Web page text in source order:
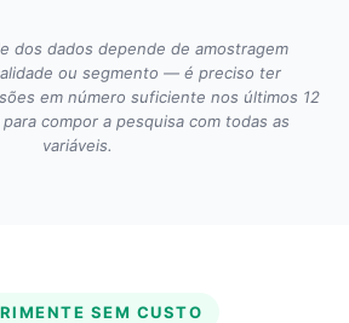
dos dados depende de amostragem
ou segmento — é preciso ter
em número suficiente nos últimos 12
compor a pesquisa com todas as
variáveis.
SEM CUSTO